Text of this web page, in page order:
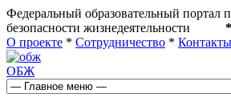
Федеральный образовательный портал
безопасности жизнедеятельности
О проекте * Сотрудничество * Контакты
ОБЖ